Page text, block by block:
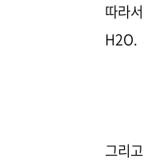
따라서
H2O.
그리고